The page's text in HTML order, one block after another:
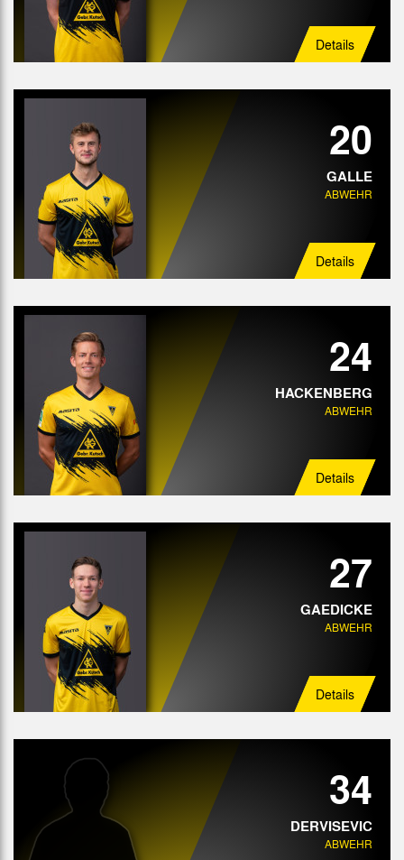
Details
20
GALLE
ABWEHR
Details
24
HACKENBERG
ABWEHR
Details
27
GAEDICKE
ABWEHR
Details
34
DERVISEVIC
ABWEHR